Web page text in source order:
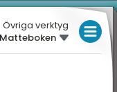
Övriga verktyg
Matteboken